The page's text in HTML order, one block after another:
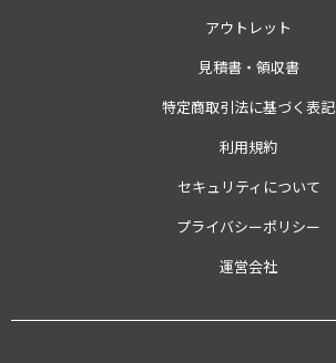
アウトレット
見積書・領収書
特定商取引法に基づく表記
利用規約
セキュリティについて
プライバシーポリシー
運営会社